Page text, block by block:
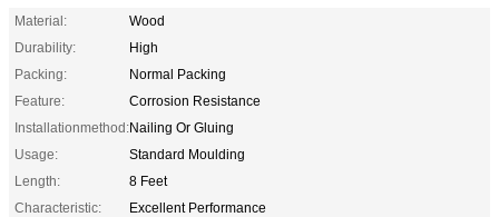
Material:
Wood
Durability:
High
Packing:
Normal Packing
Feature:
Corrosion Resistance
Installationmethod:Nailing Or Gluing
Usage:
Standard Moulding
Length:
8 Feet
Characteristic:
Excellent Performance